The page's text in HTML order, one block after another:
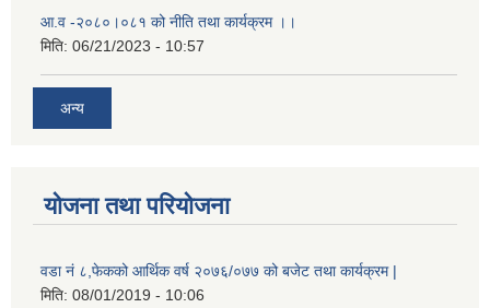
आ.व -२०८०।०८१ को नीति तथा कार्यक्रम ।।
मिति: 06/21/2023 - 10:57
अन्य
योजना तथा परियोजना
वडा नं ८,फेकको आर्थिक वर्ष २०७६/०७७ को बजेट तथा कार्यक्रम |
मिति: 08/01/2019 - 10:06